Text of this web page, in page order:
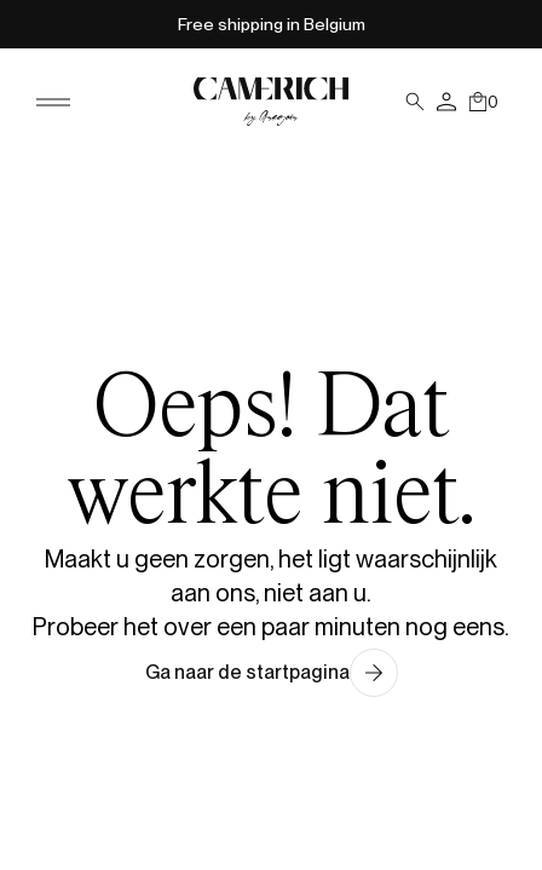
Free shipping in Belgium
0
Oeps! Dat
werkte niet.
Maakt u geen zorgen, het ligt waarschijnlijk
aan ons, niet aan u.
Probeer het over een paar minuten nog eens.
Ga naar de startpagina